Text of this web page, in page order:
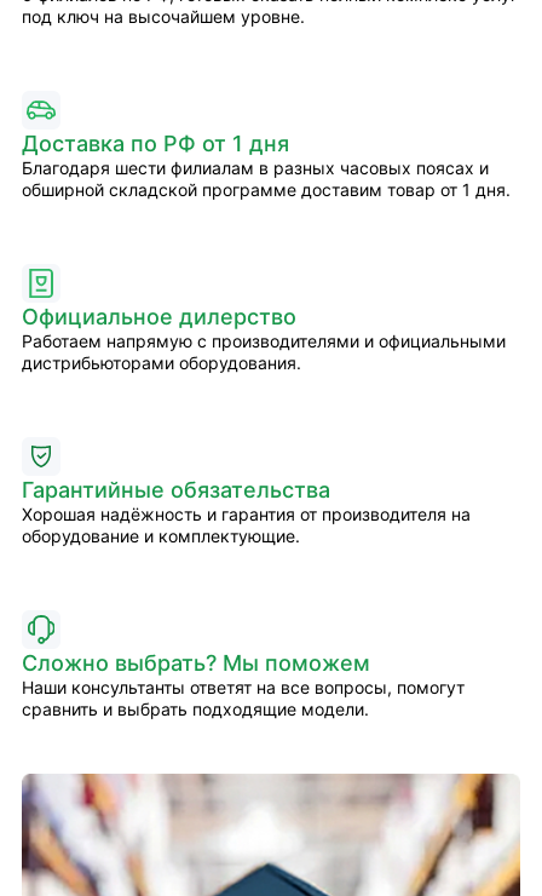
под ключ на высочайшем уровне.
Доставка по РФ от 1 дня
Благодаря шести филиалам в разных часовых поясах и
обширной складской программе доставим товар от 1 дня.
Официальное дилерство
Работаем напрямую с производителями и официальными
дистрибьюторами оборудования.
Гарантийные обязательства
Хорошая надёжность и гарантия от производителя на
оборудование и комплектующие.
Сложно выбрать? Мы поможем
Наши консультанты ответят на все вопросы, помогут
сравнить и выбрать подходящие модели.